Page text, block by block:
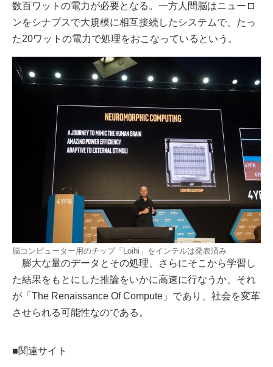
数百ワットの電力が必要となる。一方人間脳はニューロ
ンをシナプスで大規模に相互接続したシステムで、たっ
た20ワットの電力で処理をおこなっているという。
脳コンピューター用のチップ「Loihi」をインテルは発表済み
膨大な量のデータとその処理、さらにそこから学習し
た結果をもとにした推論をいかに高速に行なうか、それ
が「The Renaissance Of Compute」であり、社会を変革
させられる可能性なのである。
■関連サイト